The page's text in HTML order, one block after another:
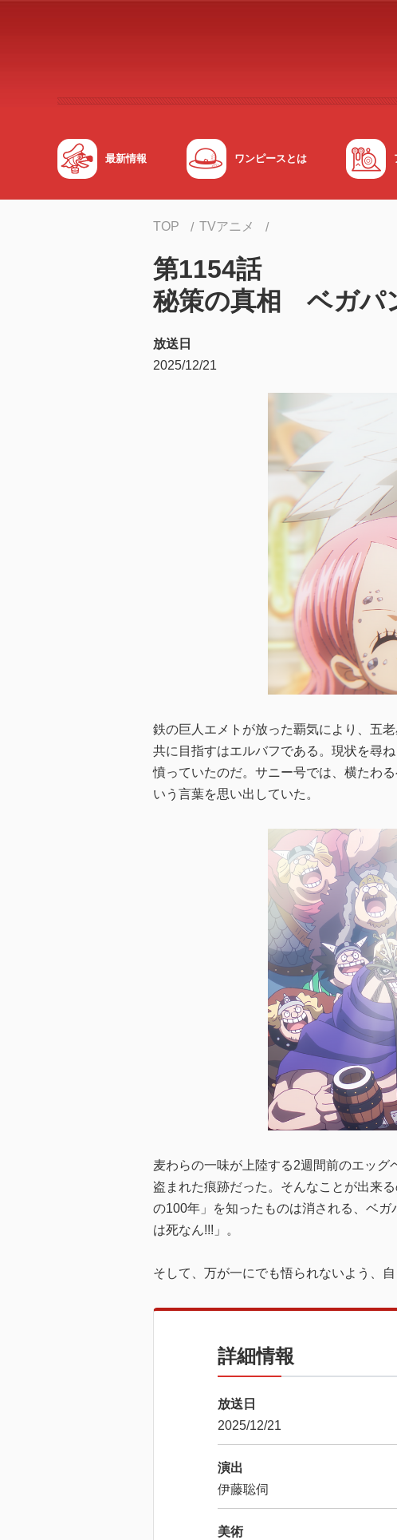
最新情報 ワンピースとは
TOP TVアニメ
第1154話
秘策の真相 ベガパ
放送日
2025/12/21
鉄の巨人エメトが放った覇気により、五
共に目指すはエルバフである。現状を尋
憤っていたのだ。サニー号では、横たわ
いう言葉を思い出していた。
麦わらの一味が上陸する2週間前のエッ
盗まれた痕跡だった。そんなことが出来
の100年」を知ったものは消される、ベ
は死なん!!!」。
そして、万が一にでも悟られないよう、
詳細情報
放送日
2025/12/21
演出
伊藤聡伺
美術